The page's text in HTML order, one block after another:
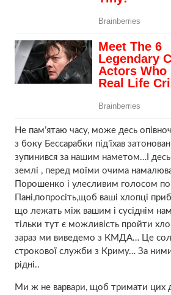
Не пам’ятаю часу, може десь
з боку Бессарабки під’їхав
зупинився за нашим наметом…І десь,
землі , перед моїми очима
Порошенко і улесливим голосом
Пані,попросіть,щоб ваші хлопці
що лежать між вашим і сусіднім
тільки тут є можливість пройти
зараз ми виведемо з КМДА… Це
строкової служби з Криму… За ними
рідні..
Ми ж не варвари, щоб тримати цих